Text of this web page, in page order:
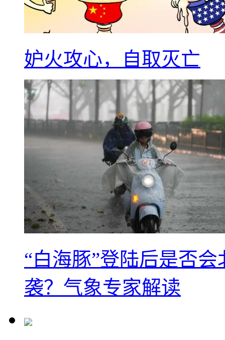
妒火攻心，自取灭亡
“白海豚”登陆后是否
袭？气象专家解读